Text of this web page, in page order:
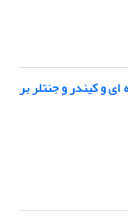
و کیندر و جنتلر بر